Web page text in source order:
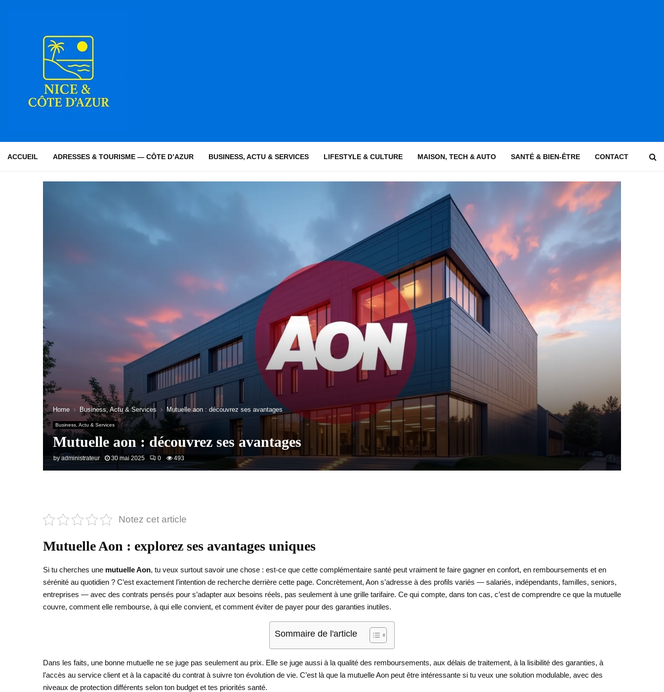
ACCUEIL ADRESSES & TOURISME — CÔTE D’AZUR BUSINESS, ACTU & SERVICES LIFESTYLE & CULTURE MAISON, TECH & AUTO SANTÉ & BIEN-ÊTRE CONTACT
Home Business, Actu & Services Mutuelle aon : découvrez ses avantages
Business, Actu & Services
Mutuelle aon : découvrez ses avantages
byadministrateur 30 mai 2025 0 493
Notez cet article
Mutuelle Aon : explorez ses avantages uniques
Si tu cherches une mutuelle Aon, tu veux surtout savoir une chose : est-ce que cette complémentaire santé peut vraiment te faire gagner en confort, en remboursements et en
sérénité au quotidien ? C’est exactement l’intention de recherche derrière cette page. Concrètement, Aon s’adresse à des profils variés — salariés, indépendants, familles, seniors,
entreprises — avec des contrats pensés pour s’adapter aux besoins réels, pas seulement à une grille tarifaire. Ce qui compte, dans ton cas, c’est de comprendre ce que la mutuelle
couvre, comment elle rembourse, à qui elle convient, et comment éviter de payer pour des garanties inutiles.
Sommaire de l'article
Dans les faits, une bonne mutuelle ne se juge pas seulement au prix. Elle se juge aussi à la qualité des remboursements, aux délais de traitement, à la lisibilité des garanties, à
l’accès au service client et à la capacité du contrat à suivre ton évolution de vie. C’est là que la mutuelle Aon peut être intéressante si tu veux une solution modulable, avec des
niveaux de protection différents selon ton budget et tes priorités santé.